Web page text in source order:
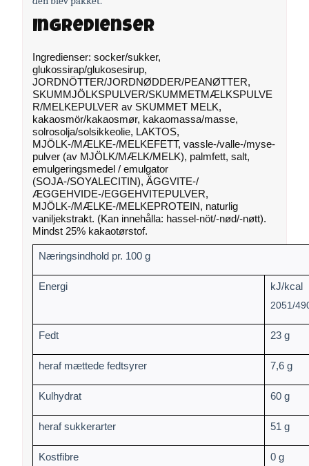
Ingredienser
Ingredienser: socker/sukker,
glukossirap/glukosesirup,
JORDNÖTTER/JORDNØDDER/PEANØTTER,
SKUMMJÖLKSPULVER/SKUMMETMÆLKSPULVE
R/MELKEPULVER av SKUMMET MELK,
kakaosmör/kakaosmør, kakaomassa/masse,
solrosolja/solsikkeolie, LAKTOS,
MJÖLK-/MÆLKE-/MELKEFETT, vassle-/valle-/myse-
pulver (av MJÖLK/MÆLK/MELK), palmfett, salt,
emulgeringsmedel / emulgator
(SOJA-/SOYALECITIN), ÄGGVITE-/
ÆGGEHVIDE-/EGGEHVITEPULVER,
MJÖLK-/MÆLKE-/MELKEPROTEIN, naturlig
vaniljekstrakt. (Kan innehålla: hassel-nöt/-nød/-nøtt).
Mindst 25% kakaotørstof.
Næringsindhold pr. 100 g
Energi
kJ/kcal
2051/
Fedt 23 g
heraf mættede fedtsyrer 7,6 g
Kulhydrat 60 g
heraf sukkerarter 51 g
Kostfibre 0 g